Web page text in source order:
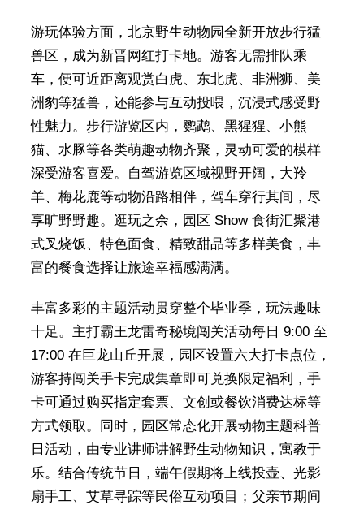
游玩体验方面，北京野生动物园全新开放步行猛
兽区，成为新晋网红打卡地。游客无需排队乘
车，便可近距离观赏白虎、东北虎、非洲狮、美
洲豹等猛兽，还能参与互动投喂，沉浸式感受野
性魅力。步行游览区内，鹦鹉、黑猩猩、小熊
猫、水豚等各类萌趣动物齐聚，灵动可爱的模样
深受游客喜爱。自驾游览区域视野开阔，大羚
羊、梅花鹿等动物沿路相伴，驾车穿行其间，尽
享旷野野趣。逛玩之余，园区 Show 食街汇聚港
式叉烧饭、特色面食、精致甜品等多样美食，丰
富的餐食选择让旅途幸福感满满。
丰富多彩的主题活动贯穿整个毕业季，玩法趣味
十足。主打霸王龙雷奇秘境闯关活动每日 9:00 至
17:00 在巨龙山丘开展，园区设置六大打卡点位，
游客持闯关手卡完成集章即可兑换限定福利，手
卡可通过购买指定套票、文创或餐饮消费达标等
方式领取。同时，园区常态化开展动物主题科普
日活动，由专业讲师讲解野生动物知识，寓教于
乐。结合传统节日，端午假期将上线投壶、光影
扇手工、艾草寻踪等民俗互动项目；父亲节期间